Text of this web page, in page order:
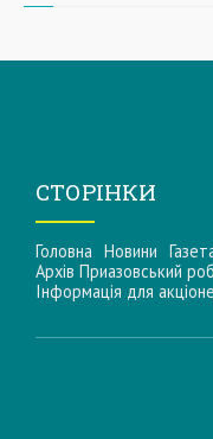
СТОРІНКИ
Головна Новини
Архів Приазовський
Інформацiя для